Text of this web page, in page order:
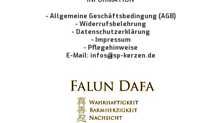
- Allgemeine Geschäftsbedingung (AGB)
- Widerrufsbelehrung
- Datenschutzerklärung
- Impressum
- Pflegehinweise
E-Mail: infos@sp-kerzen.de